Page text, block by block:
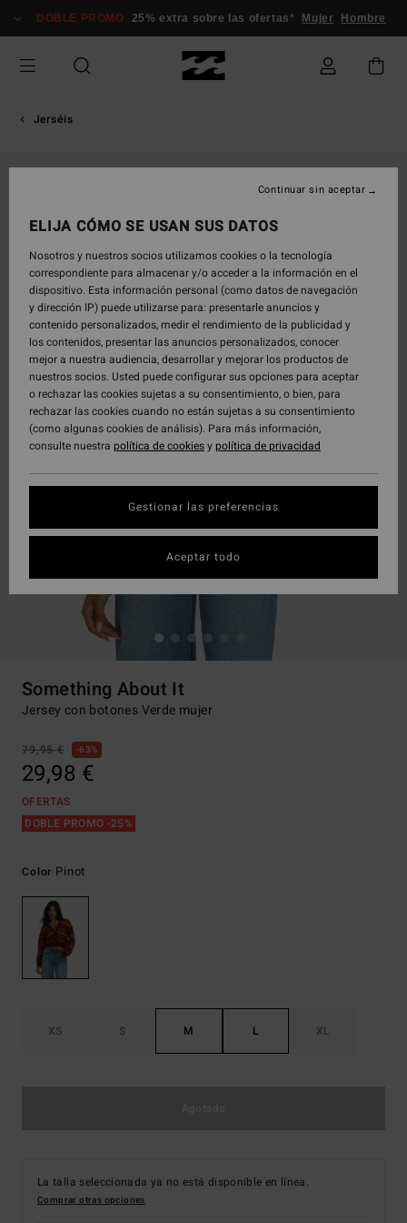
información
DOBLE PROMO 25% extra sobre las ofertas* Mujer Hombre
Jerséis
Something About It
Jersey con botones Verde mujer
79,95 € 63%
29,98 €
OFERTAS
DOBLE PROMO -25%
Color Pinot
XS S M L XL
La talla seleccionada ya no está disponible en línea.
Comprar otras opciones
ELIJA CÓMO SE USAN SUS DATOS
Nosotros y nuestros socios utilizamos cookies o la tecnología
correspondiente para almacenar y/o acceder a la información en el
dispositivo. Esta información personal (como datos de navegación
y dirección IP) puede utilizarse para: presentarle anuncios y
contenido personalizados, medir el rendimiento de la publicidad y
los contenidos, presentar las anuncios personalizados, conocer
mejor a nuestra audiencia, desarrollar y mejorar los productos de
nuestros socios. Usted puede configurar sus opciones para aceptar
o rechazar las cookies sujetas a su consentimiento, o bien, para
rechazar las cookies cuando no están sujetas a su consentimiento
(como algunas cookies de análisis). Para más información,
consulte nuestra política de cookiesypolítica de privacidad
Gestionar las preferencias
Continuar sin aceptar
Aceptar todo